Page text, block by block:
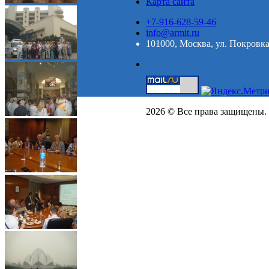
+7-916-628-59-46
info@armit.ru
101000, Москва, ул.
2026 © Все права защищены.